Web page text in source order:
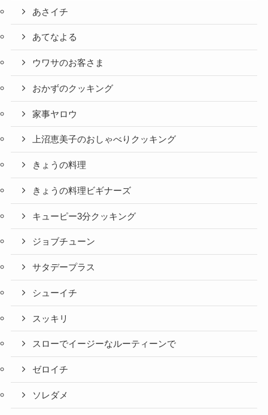
あさイチ
あてなよる
ウワサのお客さま
おかずのクッキング
家事ヤロウ
上沼恵美子のおしゃべりクッキング
きょうの料理
きょうの料理ビギナーズ
キューピー3分クッキング
ジョブチューン
サタデープラス
シューイチ
スッキリ
スローでイージーなルーティーンで
ゼロイチ
ソレダメ